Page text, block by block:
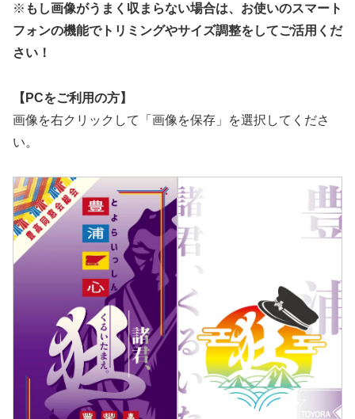
※ もし画像がうまく収まらない場合は、お使いのスマート
フォンの機能でトリミングやサイズ調整をしてご活用くだ
さい！
【PCをご利用の方】
画像を右クリックして「画像を保存」を選択してくださ
い。